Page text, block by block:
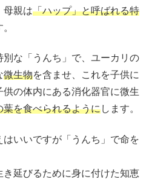
母親は「ハップ」と呼ばれる特
別な「うんち」で、ユーカリの
微生物を含ませ、これを子供に
の体内にある消化器官に微生
葉を食べられるようにします。
はいいですが「うんち」で命を
延びるために身に付けた知恵